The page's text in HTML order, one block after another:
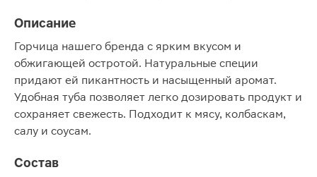
Описание
Горчица нашего бренда с ярким вкусом и
обжигающей остротой. Натуральные специи
придают ей пикантность и насыщенный аромат.
Удобная туба позволяет легко дозировать продукт и
сохраняет свежесть. Подходит к мясу, колбаскам,
салу и соусам.
Состав